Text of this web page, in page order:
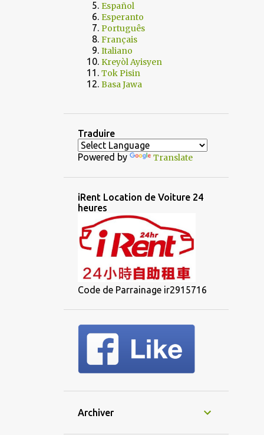
Español
Esperanto
Português
Français
Italiano
Kreyòl Ayisyen
Tok Pisin
Basa Jawa
Traduire
Powered by Translate
iRent Location de Voiture 24
heures
Code de Parrainage ir2915716
Archiver